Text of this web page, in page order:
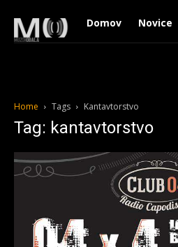
Domov Novice
Home Tags Kantavtorstvo
Tag: kantavtorstvo